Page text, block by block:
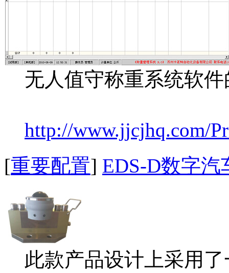
无人值守称重系统软
http://www.jjcjhq.com/
[重要配置] EDS-D数字汽
此款产品设计上采用